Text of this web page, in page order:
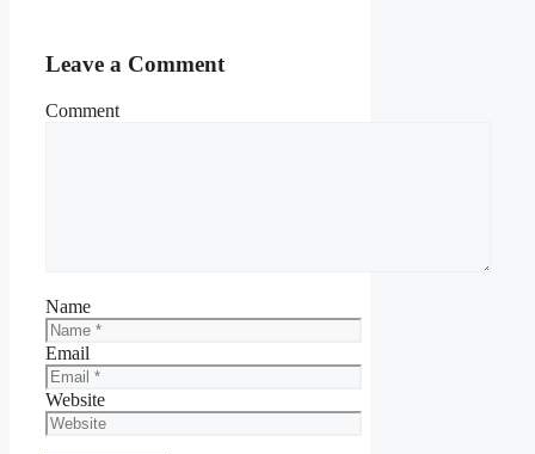
Leave a Comment
Comment
Name
Email
Website